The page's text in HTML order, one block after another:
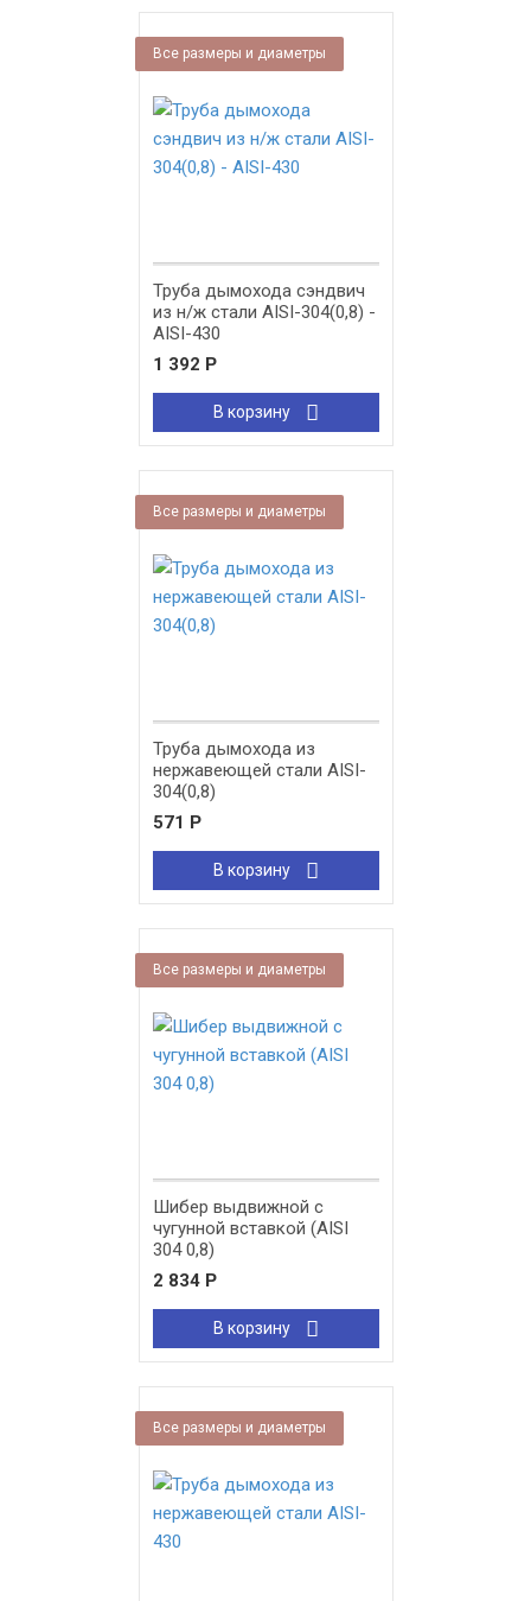
Все размеры и диаметры
Труба дымохода сэндвич
из н/ж стали AISI-304(0,8) -
AISI-430
1 392 Р
В корзину
Все размеры и диаметры
Труба дымохода из
нержавеющей стали AISI-
304(0,8)
571 Р
В корзину
Все размеры и диаметры
Шибер выдвижной с
чугунной вставкой (AISI
304 0,8)
2 834 Р
В корзину
Все размеры и диаметры